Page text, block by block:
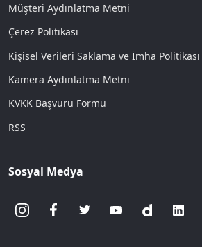
Müşteri Aydınlatma Metni
Çerez Politikası
Kişisel Verileri Saklama ve İmha Politikası
Kamera Aydınlatma Metni
KVKK Başvuru Formu
RSS
Sosyal Medya